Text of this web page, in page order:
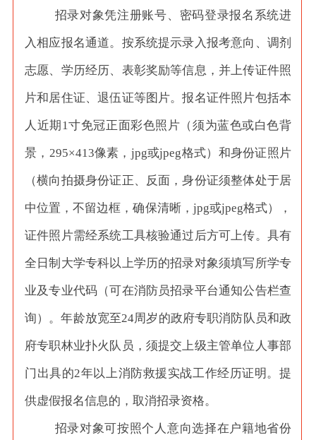
招录对象凭注册账号、密码登录报名系统进
入相应报名通道。按系统提示录入报考意向、调剂
志愿、学历经历、表彰奖励等信息，并上传证件照
片和居住证、退伍证等图片。报名证件照片包括本
人近期 1寸免冠正面彩色照片（须为蓝色或白色背
景，295×413像素，jpg或jpeg格式）和身份证照片
（横向拍摄身份证正、反面，身份证须整体处于居
中位置，不留边框，确保清晰，jpg或jpeg格式），
证件照片需经系统工具核验通过后方可上传。具有
全日制大学专科以上学历的招录对象须填写所学专
业及专业代码（可在消防员招录平台通知公告栏查
询）。年龄放宽至24周岁的政府专职消防队员和政
府专职林业扑火队员，须提交上级主管单位人事部
门出具的2年以上消防救援实战工作经历证明。提
供虚假报名信息的，取消招录资格。
招录对象可按照个人意向选择在户籍地省份